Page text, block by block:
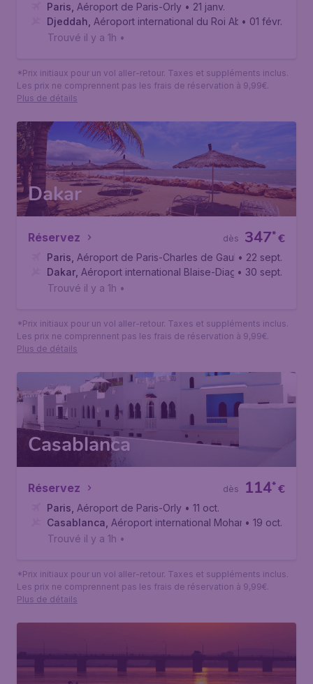
Paris Aéroport de Paris-Orly • 21 janv.
Djeddah Aéroport international du Roi Abdelaziz
• 01 févr.
Trouvé il y a 1h •
*Prix initiaux pour un vol aller-retour. Taxes et suppléments inclus.
Les prix ne comprennent pas les frais de réservation à 9,99€.
Plus de détails
Dakar
Réservez €
347*
dès
Paris Aéroport de Paris-Charles de Gaulle• 22 sept.
Dakar Aéroport international Blaise-Diagne• 30 sept.
Trouvé il y a 1h •
*Prix initiaux pour un vol aller-retour. Taxes et suppléments inclus.
Les prix ne comprennent pas les frais de réservation à 9,99€.
Plus de détails
Casablanca
Réservez €
114*
dès
Paris Aéroport de Paris-Orly • 11 oct.
Casablanca Aéroport international Mohammed V de
• 19 oct.
Trouvé il y a 1h •
*Prix initiaux pour un vol aller-retour. Taxes et suppléments inclus.
Les prix ne comprennent pas les frais de réservation à 9,99€.
Plus de détails